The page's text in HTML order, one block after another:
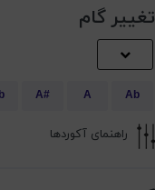
تغییر گام
Ab
A
A#
راهنمای آکوردها